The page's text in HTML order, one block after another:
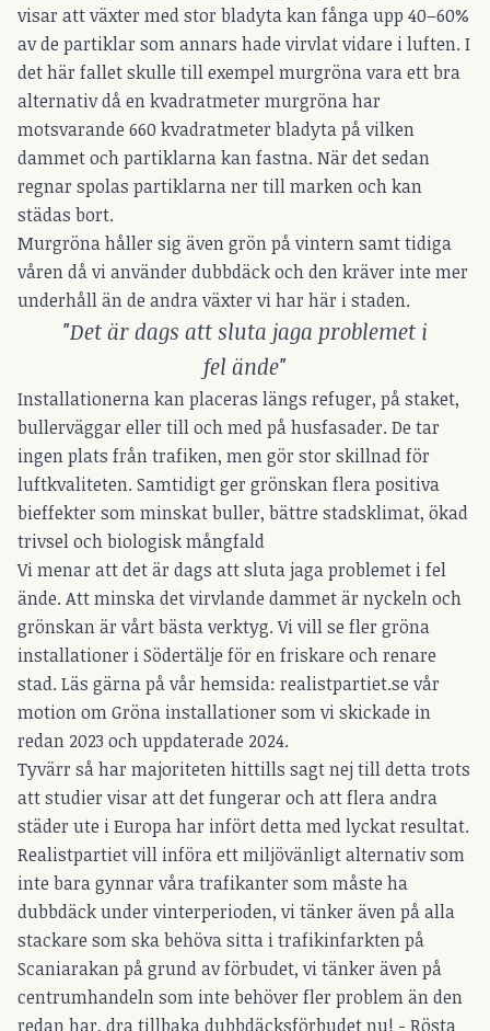
visar att växter med stor bladyta kan fånga upp 40–60%
av de partiklar som annars hade virvlat vidare i luften. I
det här fallet skulle till exempel murgröna vara ett bra
alternativ då en kvadratmeter murgröna har
motsvarande 660 kvadratmeter bladyta på vilken
dammet och partiklarna kan fastna. När det sedan
regnar spolas partiklarna ner till marken och kan
städas bort.
Murgröna håller sig även grön på vintern samt tidiga
våren då vi använder dubbdäck och den kräver inte mer
underhåll än de andra växter vi har här i staden.
"Det är dags att sluta jaga problemet i
fel ände"
Installationerna kan placeras längs refuger, på staket,
bullerväggar eller till och med på husfasader. De tar
ingen plats från trafiken, men gör stor skillnad för
luftkvaliteten. Samtidigt ger grönskan flera positiva
bieffekter som minskat buller, bättre stadsklimat, ökad
trivsel och biologisk mångfald
Vi menar att det är dags att sluta jaga problemet i fel
ände. Att minska det virvlande dammet är nyckeln och
grönskan är vårt bästa verktyg. Vi vill se fler gröna
installationer i Södertälje för en friskare och renare
stad. Läs gärna på vår hemsida: realistpartiet.se vår
motion om Gröna installationer som vi skickade in
redan 2023 och uppdaterade 2024.
Tyvärr så har majoriteten hittills sagt nej till detta trots
att studier visar att det fungerar och att flera andra
städer ute i Europa har infört detta med lyckat resultat.
Realistpartiet vill införa ett miljövänligt alternativ som
inte bara gynnar våra trafikanter som måste ha
dubbdäck under vinterperioden, vi tänker även på alla
stackare som ska behöva sitta i trafikinfarkten på
Scaniarakan på grund av förbudet, vi tänker även på
centrumhandeln som inte behöver fler problem än den
redan har, dra tillbaka dubbdäcksförbudet nu! - Rösta